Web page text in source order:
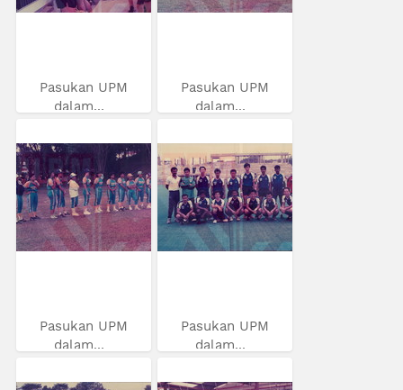
Pasukan UPM
dalam...
Pasukan UPM
dalam...
Pasukan UPM
dalam...
Pasukan UPM
dalam...